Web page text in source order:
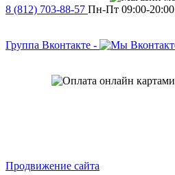
8 (812) 703-88-57 Пн-Пт 09:00-20:00
Группа Вконтакте -
Продвижение сайта